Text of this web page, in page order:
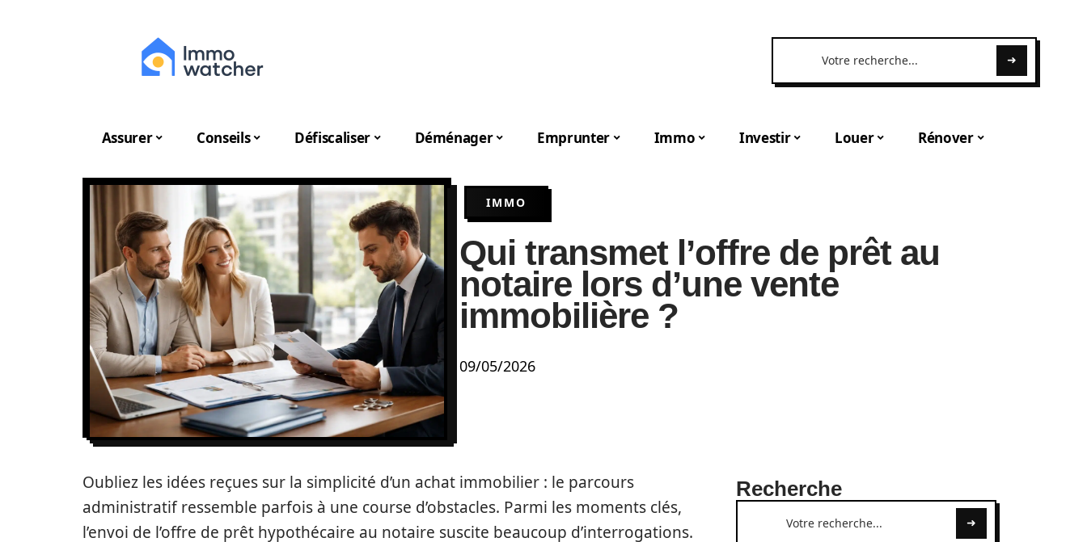
Assurer Conseils Défiscaliser Déménager Emprunter Immo Investir Louer Rénover
IMMO
Qui transmet l’offre de prêt au
notaire lors d’une vente
immobilière ?
09/05/2026
Oubliez les idées reçues sur la simplicité d’un achat immobilier : le parcours
administratif ressemble parfois à une course d’obstacles. Parmi les moments clés,
l’envoi de l’offre de prêt hypothécaire au notaire suscite beaucoup d’interrogations.
Recherche